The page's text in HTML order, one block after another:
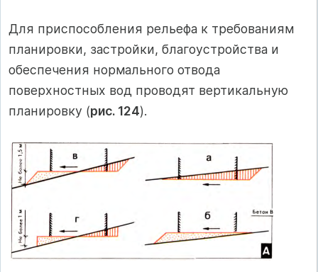
Для приспособления рельефа к требованиям
планировки, застройки, благоустройства и
обеспечения нормального отвода
поверхностных вод проводят вертикальную
планировку (рис. 124).